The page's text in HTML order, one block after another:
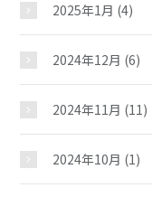
2025年1月 (4)
2024年12月 (6)
2024年11月 (11)
2024年10月 (1)